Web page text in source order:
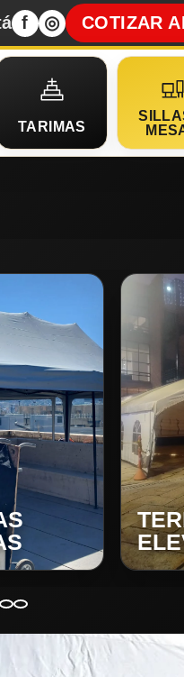
f ◎ COTIZAR
TARIMAS